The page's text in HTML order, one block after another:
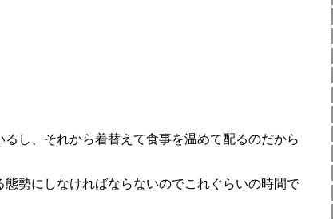
し、それから着替えて食事を温めて配るのだから
勢にしなければならないのでこれぐらいの時間で